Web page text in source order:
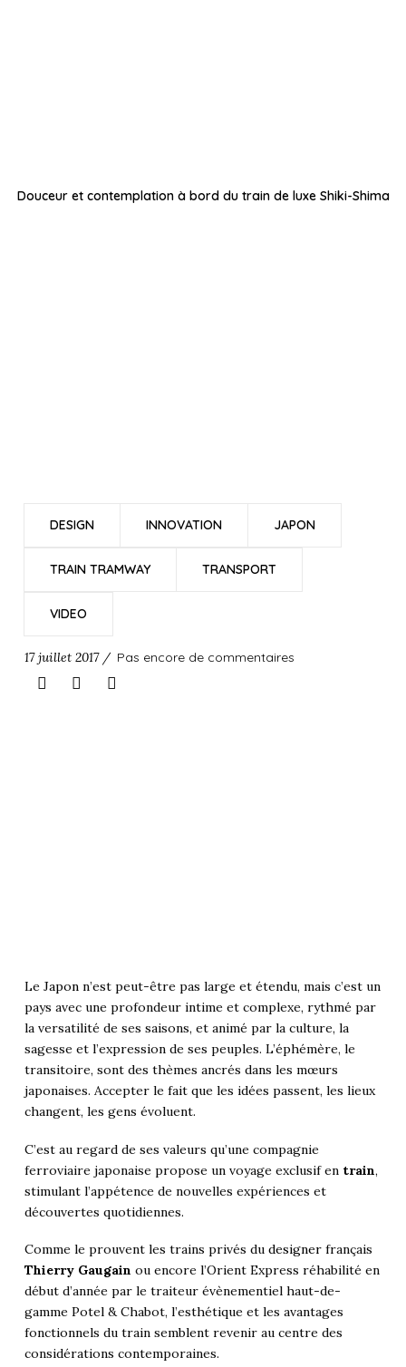
Douceur et contemplation à bord du train de luxe Shiki-Shima
DESIGN INNOVATION JAPON
TRAIN TRAMWAY TRANSPORT
VIDEO
17 juillet 2017 / Pas encore de commentaires
Le Japonn’est peut-être pas large et étendu, mais c’est un
pays avec une profondeur intime et complexe, rythmé par
la versatilité de ses saisons, et animé par la culture, la
sagesse et l’expression de ses peuples. L’éphémère, le
transitoire, sont des thèmes ancrés dans les mœurs
japonaises. Accepter le fait que les idées passent, les lieux
changent, les gens évoluent.
C’est au regard de ses valeurs qu’une compagnie
ferroviaire japonaise propose un voyage exclusif en train,
stimulant l’appétence de nouvelles expériences et
découvertes quotidiennes.
Comme le prouvent les trains privés du designerfrançais
Thierry Gaugain ou encore l’Orient Express réhabilité en
début d’année par le traiteur évènementiel haut-de-
gamme Potel & Chabot, l’esthétique et les avantages
fonctionnels du train semblent revenir au centre des
considérations contemporaines.